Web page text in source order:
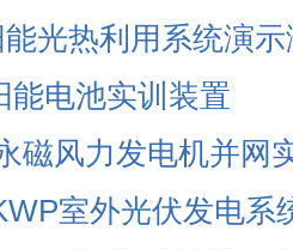
光热利用系统演
能电池实训装置
磁风力发电机并网
室外光伏发电系